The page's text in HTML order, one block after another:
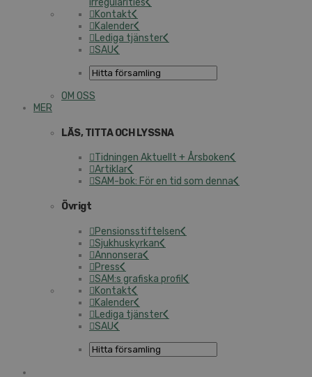
irregularities
Kontakt
Kalender
Lediga tjänster
SAU
OM OSS
MER
LÄS, TITTA OCH LYSSNA
Tidningen Aktuellt + Årsboken
Artiklar
SAM-bok: För en tid som denna
Övrigt
Pensionsstiftelsen
Sjukhuskyrkan
Annonsera
Press
SAM:s grafiska profil
Kontakt
Kalender
Lediga tjänster
SAU